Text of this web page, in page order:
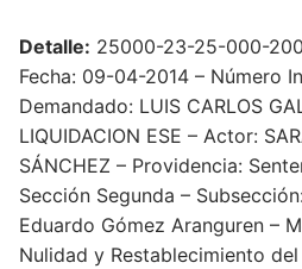
Detalle: 25000-23-25-000-
Fecha: 09-04-2014 – Número
Demandado: LUIS CARLOS
LIQUIDACION ESE – Actor:
SÁNCHEZ – Providencia:
Sección Segunda –
Eduardo Gómez Aranguren –
Nulidad y Restablecimiento